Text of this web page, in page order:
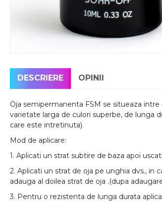
DESCRIERE OPINII
Oja semipermanenta FSM se situeaza
varietate larga de culori superbe, de lunga
care este intretinuta).
Mod de aplicare:
1. Aplicati un strat subtire de baza apoi
2. Aplicati un strat de oja pe unghia dvs., in
adauga al doilea strat de oja .(dupa
3. Pentru o rezistenta de lunga durata